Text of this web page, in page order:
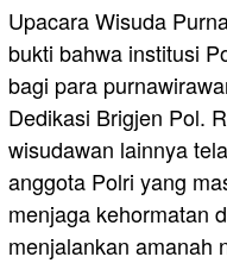
Upacara Wisuda
bukti bahwa institusi
bagi para
Dedikasi Brigjen Pol.
wisudawan lainnya
anggota Polri yang
menjaga kehormatan
menjalankan amanah